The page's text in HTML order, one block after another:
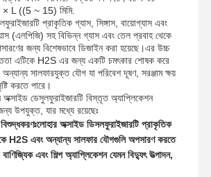
মান নিয়ন্ত্রণ খবর সব ক্ষেত্রেই
L ((5 ~ 15) মিমি.
প্রাকৃতিক গ্যাস, সিঙ্গাস, বায়োগ্যাস এবং
(এলপিজি) সহ বিভিন্ন গ্যাস এবং তেল প্রবাহ থেকে
জন্য বিশেষভাবে ডিজাইন করা হয়েছে।এর উচ্চ
এটিকে H2S এর জন্য একটি চমৎকার শোষক করে
সালফারযুক্ত যৌগ যা পরিবেশ দূষণ, সরঞ্জাম ক্ষয়
করতে পারে।
ডেসুলফুরাইজারটি বিস্তৃত অ্যাপ্লিকেশন
উপযুক্ত, যার মধ্যে রয়েছেঃ
লোহার অক্সাইড ডিসলফুরাইজারটি প্রাকৃতিক
H2S এবং অন্যান্য সালফার যৌগগুলি অপসারণ করতে
এবং শিল্প অ্যাপ্লিকেশন যেমন বিদ্যুৎ উত্পাদন,